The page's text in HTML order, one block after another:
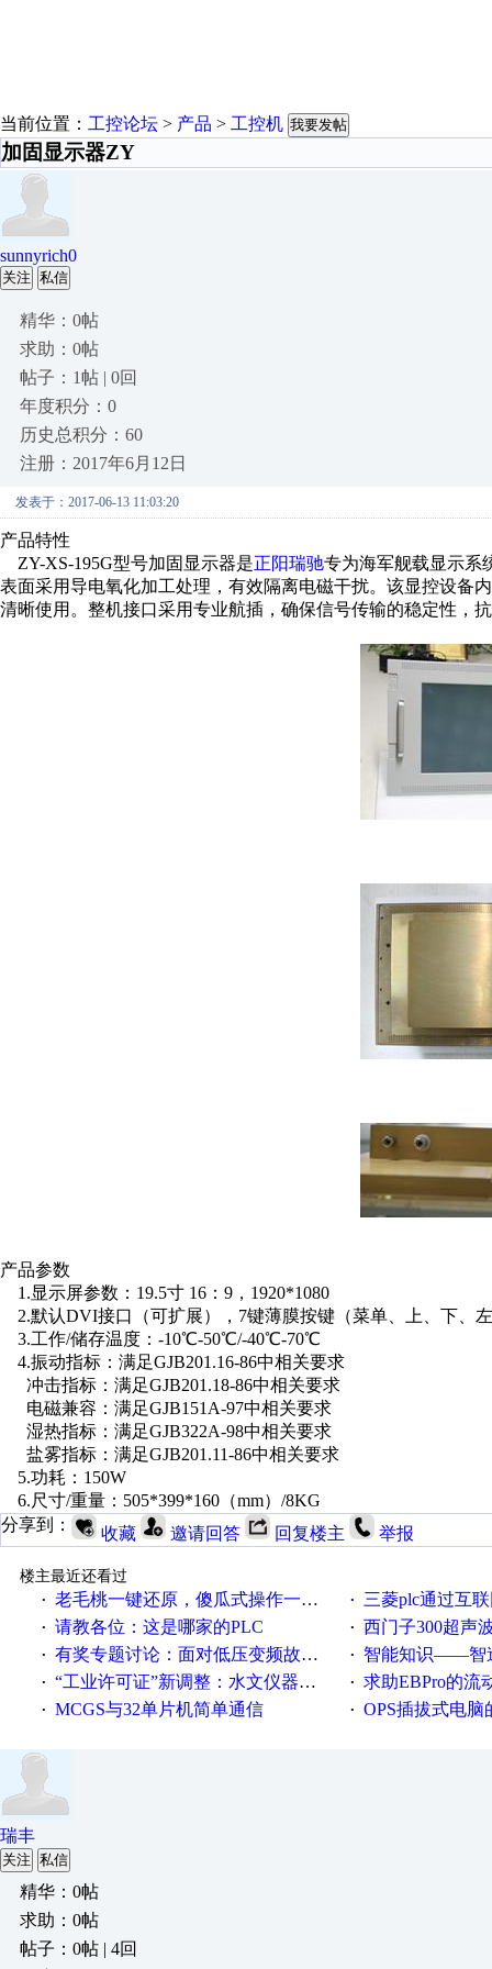
当前位置： 工控论坛 > 产品 > 工控机 我要发帖
加固显示器ZY
sunnyrich0
关注 私信
精华：0帖
求助：0帖
帖子：1帖 | 0回
年度积分：0
历史总积分：60
注册：2017年6月12日
发表于：2017-06-13 11:03:20
产品特性
ZY-XS-195G型号加固显示器是正阳瑞驰专为海军舰载显示系
表面采用导电氧化加工处理，有效隔离电磁干扰。该显控设备
清晰使用。整机接口采用专业航插，确保信号传输的稳定性，
产品参数
1.显示屏参数：19.5寸 16：9，1920*1080
2.默认DVI接口（可扩展），7键薄膜按键（菜单、上、下、
3.工作/储存温度：-10℃-50℃/-40℃-70℃
4.振动指标：满足GJB201.16-86中相关要求
冲击指标：满足GJB201.18-86中相关要求
电磁兼容：满足GJB151A-97中相关要求
湿热指标：满足GJB322A-98中相关要求
盐雾指标：满足GJB201.11-86中相关要求
5.功耗：150W
6.尺寸/重量：505*399*160（mm）/8KG
分享到：
收藏 邀请回答 回复楼主 举报
楼主最近还看过
· 老毛桃一键还原，傻瓜式操作一键轻松备份还原；程序为向导式安装，一键即可实现自动备份或还原系统。 · 三菱plc通过互联网实现plc
· 请教各位：这是哪家的PLC · 西门子300超声波
· 有奖专题讨论：面对低压变频故障，老手是这样解决的！ · 智能知识——智造时代，
· “工业许可证”新调整：水文仪器等19类产品取消事前生产许可 · 求助EBPro的流
· MCGS与32单片机简单通信 · OPS插拔式电脑
瑞丰
关注 私信
精华：0帖
求助：0帖
帖子：0帖 | 4回